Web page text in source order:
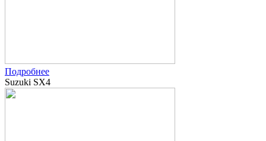
Подробнее
Suzuki SX4